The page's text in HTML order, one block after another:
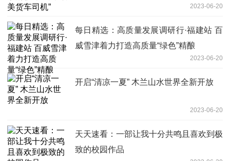
2023-06-20
每日精选：高质量发展调研行·福建站 百
威雪津着力打造高质量“绿色”精酿
2023-06-20
开启“清凉一夏” 木兰山水世界全新开放
2023-06-20
天天速看：一部让我十分共鸣且喜欢到极
致的校园作品